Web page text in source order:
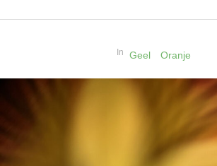
In Geel Oranje